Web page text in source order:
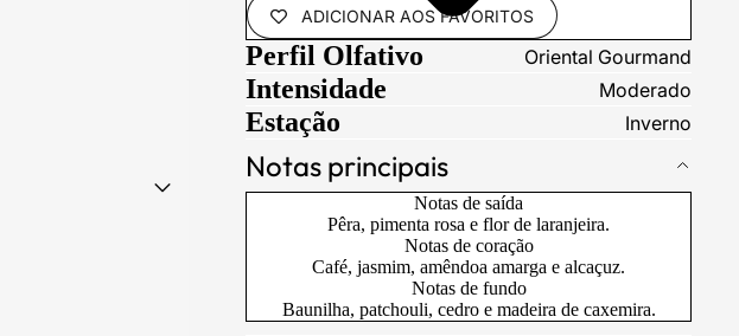
ADICIONAR AOS FAVORITOS
Perfil Olfativo Oriental Gourmand
Intensidade Moderado
Estação Inverno
Notas principais
Notas de saída
Pêra, pimenta rosa e flor de laranjeira.
Notas de coração
Café, jasmim, amêndoa amarga e alcaçuz.
Notas de fundo
Baunilha, patchouli, cedro e madeira de caxemira.